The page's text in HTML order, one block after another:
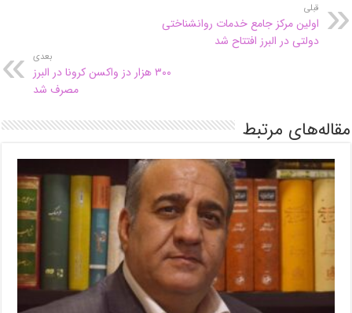
قبلی
اولین مرکز جامع خدمات روانشناختی
دولتی در البرز افتتاح شد
بعدی
۳۰۰ هزار دز واکسن کرونا در البرز
مصرف شد
مقاله‌های مرتبط